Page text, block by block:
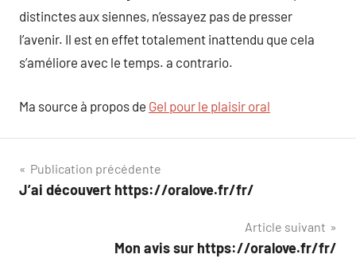
distinctes aux siennes, n’essayez pas de presser
l’avenir. Il est en effet totalement inattendu que cela
s’améliore avec le temps. a contrario.
Ma source à propos de Gel pour le plaisir oral
Navigation
de
Publication précédente
J’ai découvert https://oralove.fr/fr/
Article suivant
Mon avis sur https://oralove.fr/fr/